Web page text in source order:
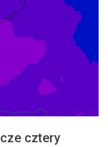
cztery